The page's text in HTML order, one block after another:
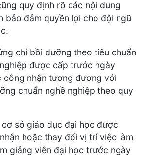
quy định rõ các nội dung
bảo đảm quyền lợi cho đội ngũ
chỉ bồi dưỡng theo tiêu chuẩn
được cấp trước ngày
công nhận tương đương với
chuẩn nghề nghiệp theo quy
sở giáo dục đại học được
hoặc thay đổi vị trí việc làm
giảng viên đại học trước ngày